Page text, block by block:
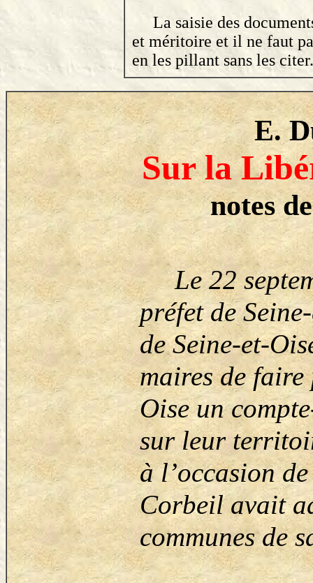
La saisie des
et méritoire et il ne faut
en les pillant sans les citer.
E.
Sur la
notes
Le 22
préfet de
de Seine-et-
maires de
Oise un
sur leur
à l’occasion
Corbeil avait
communes de